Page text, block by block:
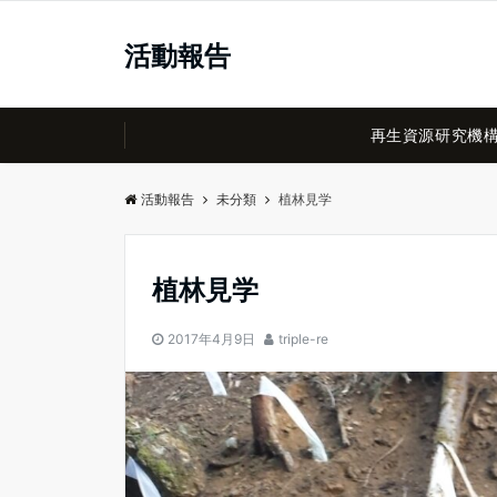
活動報告
再生資源研究機
活動報告 未分類 植林見学
植林見学
2017年4月9日 triple-re